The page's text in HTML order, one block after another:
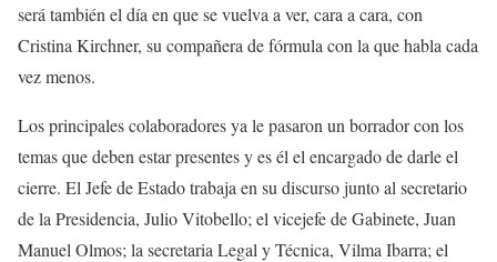
será también el día en que se vuelva a ver, cara a cara, con
Cristina Kirchner, su compañera de fórmula con la que habla cada
vez menos.
Los principales colaboradores ya le pasaron un borrador con los
temas que deben estar presentes y es él el encargado de darle el
cierre. El Jefe de Estado trabaja en su discurso junto al secretario
de la Presidencia, Julio Vitobello; el vicejefe de Gabinete, Juan
Manuel Olmos; la secretaria Legal y Técnica, Vilma Ibarra; el